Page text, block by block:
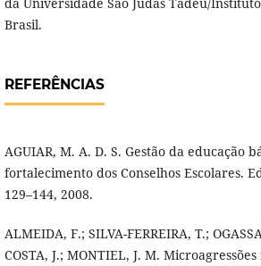
da Universidade São Judas Tadeu/Instituto
Brasil.
REFERÊNCIAS
AGUIAR, M. A. D. S. Gestão da educação
fortalecimento dos Conselhos Escolares.
129–144, 2008.
ALMEIDA, F.; SILVA-FERREIRA, T.;
COSTA, J.; MONTIEL, J. M.